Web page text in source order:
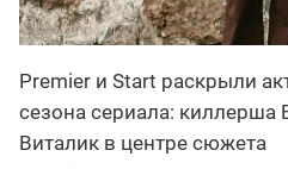
Premier и Start раскрыли
сезона сериала: киллерша
Виталик в центре сюжета